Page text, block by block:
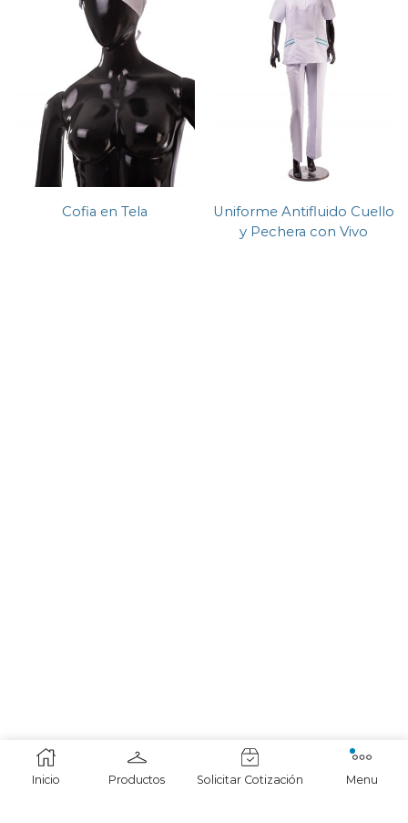
Cofia en Tela
Uniforme Antifluido Cuello
y Pechera con Vivo
Inicio Productos Solicitar Cotización Menu